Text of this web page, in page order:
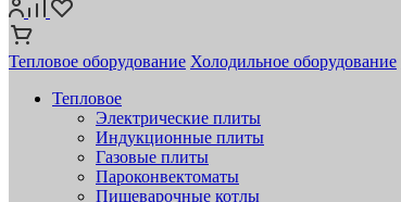
Тепловое оборудование Холодильное оборудование
Тепловое
Электрические плиты
Индукционные плиты
Газовые плиты
Пароконвектоматы
Пищеварочные котлы